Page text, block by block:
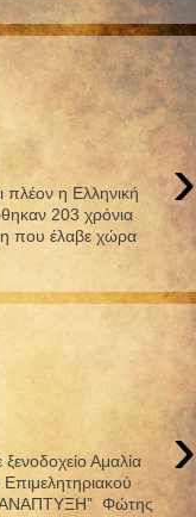
›
η Ελληνική
203 χρόνια
που έλαβε χώρα
›
Αμαλία
Φώτης